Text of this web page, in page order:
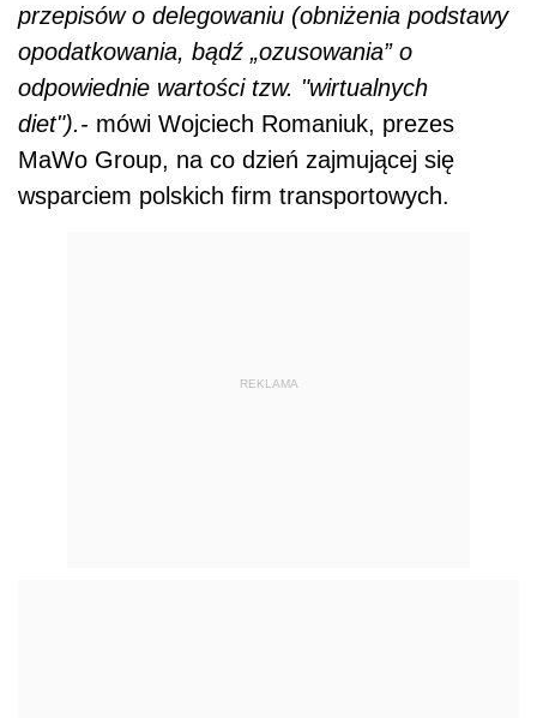
przepisów o delegowaniu (obniżenia podstawy
opodatkowania, bądź „ozusowania” o
odpowiednie wartości tzw. "wirtualnych
diet").- mówi Wojciech Romaniuk, prezes
MaWo Group, na co dzień zajmującej się
wsparciem polskich firm transportowych.
REKLAMA